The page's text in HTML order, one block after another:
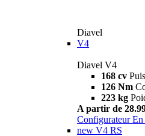
Diavel
V4
Diavel V4
168 cv
126 Nm
223 kg
A partir de
Configurateur En
new V4 RS